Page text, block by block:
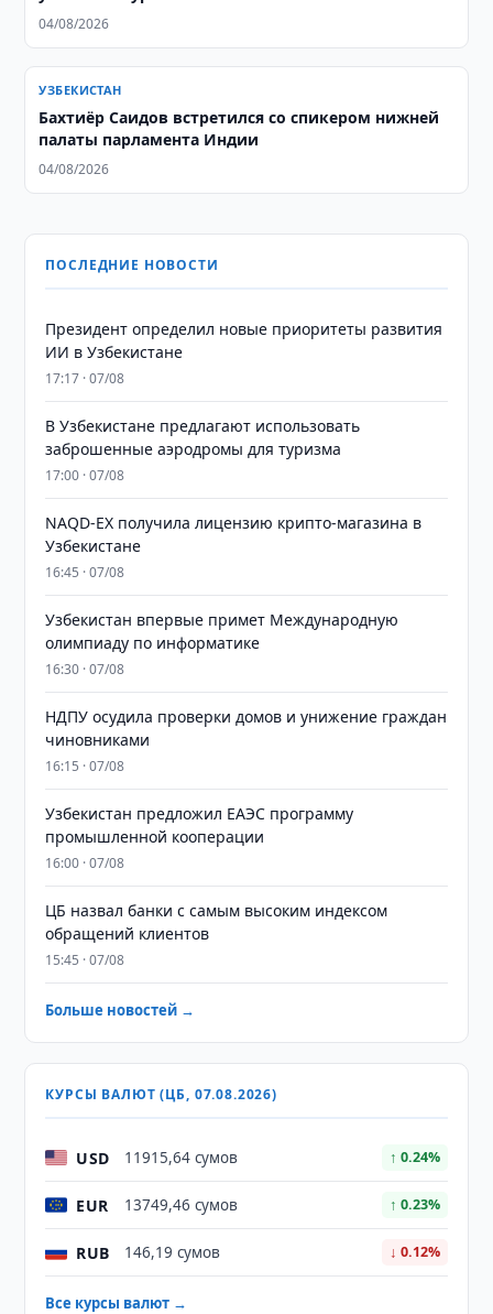
04/08/2026
УЗБЕКИСТАН
Бахтиёр Саидов встретился со спикером нижней
палаты парламента Индии
04/08/2026
ПОСЛЕДНИЕ НОВОСТИ
Президент определил новые приоритеты развития
ИИ в Узбекистане
17:17 · 07/08
В Узбекистане предлагают использовать
заброшенные аэродромы для туризма
17:00 · 07/08
NAQD-EX получила лицензию крипто-магазина в
Узбекистане
16:45 · 07/08
Узбекистан впервые примет Международную
олимпиаду по информатике
16:30 · 07/08
НДПУ осудила проверки домов и унижение граждан
чиновниками
16:15 · 07/08
Узбекистан предложил ЕАЭС программу
промышленной кооперации
16:00 · 07/08
ЦБ назвал банки с самым высоким индексом
обращений клиентов
15:45 · 07/08
Больше новостей →
КУРСЫ ВАЛЮТ (ЦБ, 07.08.2026)
USD 11915,64 сумов ↑ 0.24%
EUR 13749,46 сумов ↑ 0.23%
RUB 146,19 сумов ↓ 0.12%
Все курсы валют →